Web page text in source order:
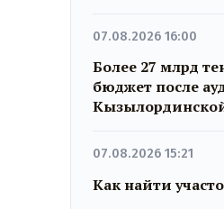
07.08.2026 16:00
Более 27 млрд
бюджет после
07.08.2026 15:21
Как найти